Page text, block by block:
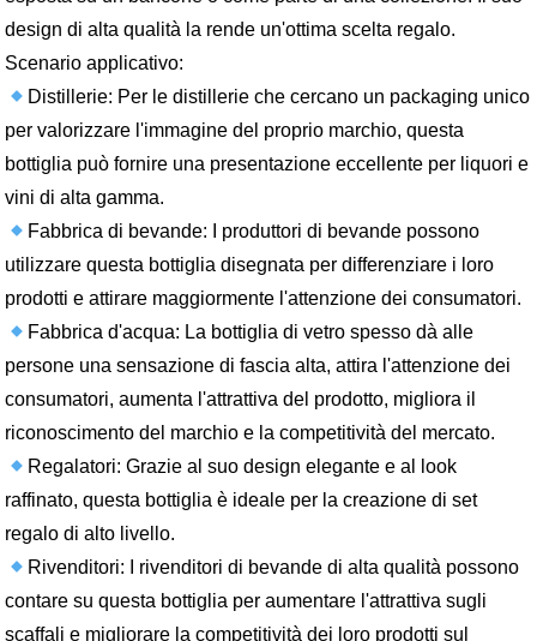
design di alta qualità la rende un'ottima scelta regalo.
Scenario applicativo:
Distillerie: Per le distillerie che cercano un packaging unico
per valorizzare l'immagine del proprio marchio, questa
bottiglia può fornire una presentazione eccellente per liquori e
vini di alta gamma.
Fabbrica di bevande: I produttori di bevande possono
utilizzare questa bottiglia disegnata per differenziare i loro
prodotti e attirare maggiormente l'attenzione dei consumatori.
Fabbrica d'acqua: La bottiglia di vetro spesso dà alle
persone una sensazione di fascia alta, attira l'attenzione dei
consumatori, aumenta l'attrattiva del prodotto, migliora il
riconoscimento del marchio e la competitività del mercato.
Regalatori: Grazie al suo design elegante e al look
raffinato, questa bottiglia è ideale per la creazione di set
regalo di alto livello.
Rivenditori: I rivenditori di bevande di alta qualità possono
contare su questa bottiglia per aumentare l'attrattiva sugli
scaffali e migliorare la competitività dei loro prodotti sul